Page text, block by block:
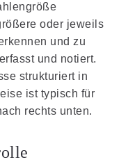
oder jeweils
und zu
und notiert.
strukturiert in
ist typisch für
rechts unten.